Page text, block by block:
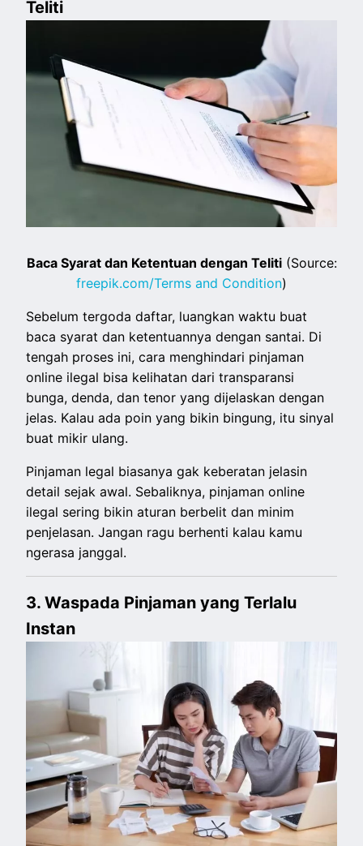
Teliti
Baca Syarat dan Ketentuan dengan Teliti(Source:
freepik.com/Terms and Condition)
Sebelum tergoda daftar, luangkan waktu buat
baca syarat dan ketentuannya dengan santai. Di
tengah proses ini, cara menghindari pinjaman
online ilegal bisa kelihatan dari transparansi
bunga, denda, dan tenor yang dijelaskan dengan
jelas. Kalau ada poin yang bikin bingung, itu sinyal
buat mikir ulang.
Pinjaman legal biasanya gak keberatan jelasin
detail sejak awal. Sebaliknya, pinjaman online
ilegal sering bikin aturan berbelit dan minim
penjelasan. Jangan ragu berhenti kalau kamu
ngerasa janggal.
3. Waspada Pinjaman yang Terlalu
Instan